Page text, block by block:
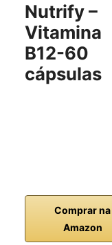
Nutrify –
Vitamina
B12-60
cápsulas
Comprar na
Amazon